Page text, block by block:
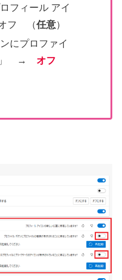
フィール アイ
フ （任意）
にプロファイ
る」 →オフ